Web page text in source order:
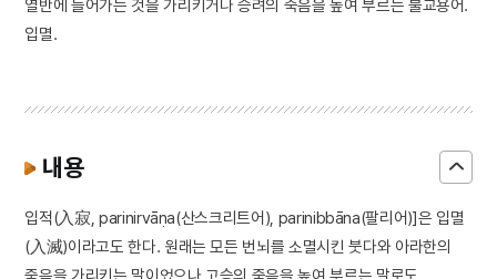
열반에 들어가는 것을 가리키거나 승려의 죽음을 높여 부르는 불교용어.
입멸.
내용
입적(入寂, parinirvāṇa(산스크리트어), parinibbāna(팔리어)]은 입멸
(入滅)이라고도 한다. 원래는 모든 번뇌를 소멸시킨 붓다와 아라한의